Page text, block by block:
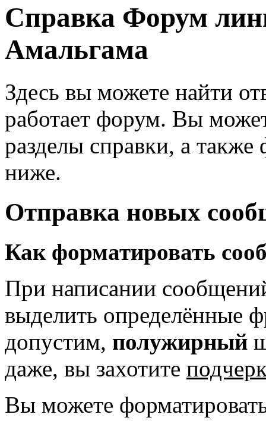
Справка Форум
Амальгама
Здесь вы можете найти
работает форум. Вы
разделы справки, а
ниже.
Отправка новых
Как форматировать
При написании
выделить определённые
допустим, полужирный
даже, вы захотите
Вы можете